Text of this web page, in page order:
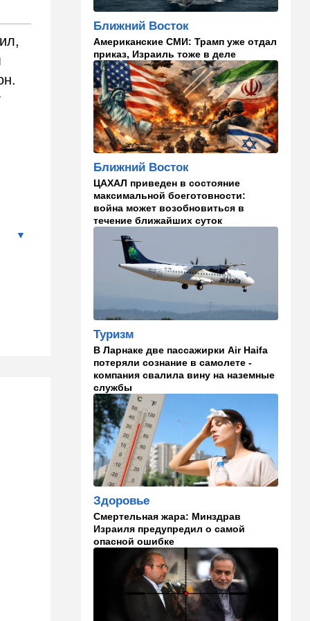
каникулах
Спор, которому нет конца:
кто умнее - кошки или
собаки? Ученые дали ответ
14:41 Ближний Восток
Россия и Китай усиливают
поддержку Ирана: война с
США меняет баланс сил
14:18 Мнения
"Это ваше туда-сюда
страшно раздражает"
14:06
Что изменилось в аэропорту
Бен-Гурион после войны:
новые правила,
безопасность и советы
легче переносить стресс:
что выяснили ученые
13:47 Ближний Восток
Турция все ближе подходит
к опасной черте в
отношениях с Израилем:
провокационное заявление
13:45 В мире
предупреждать соседей об
опасном вирусе
13:22 Стиль жизни
Что действительно помогает
пережить израильскую
жару, а что является мифом.
Разбираемся
Ближний Восток
Американские СМИ: Трамп уже отдал
приказ, Израиль тоже в деле
Ближний Восток
ЦАХАЛ приведен в состояние
максимальной боеготовности:
война может возобновиться в
течение ближайших суток
Туризм
В Ларнаке две пассажирки Air Haifa
потеряли сознание в самолете -
компания свалила вину на наземные
службы
Здоровье
Смертельная жара: Минздрав
Израиля предупредил о самой
опасной ошибке